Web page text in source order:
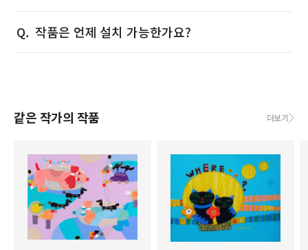
작품은 언제 설치 가능한가요?
같은 작가의 작품 더보기